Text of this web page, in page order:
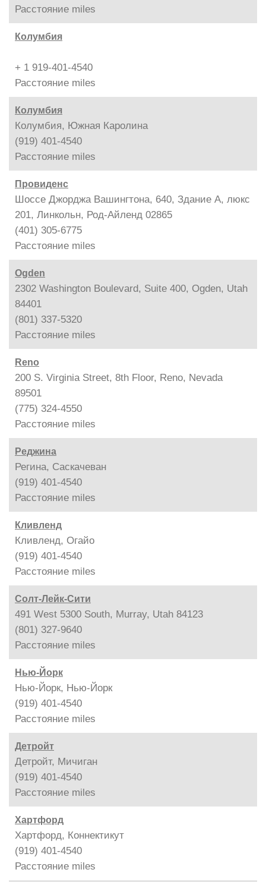
Расстояние miles
Колумбия
+ 1 919-401-4540
Расстояние miles
Колумбия
Колумбия, Южная Каролина
(919) 401-4540
Расстояние miles
Провиденс
Шоссе Джорджа Вашингтона, 640, Здание A, люкс
201, Линкольн, Род-Айленд 02865
(401) 305-6775
Расстояние miles
Ogden
2302 Washington Boulevard, Suite 400, Ogden, Utah
84401
(801) 337-5320
Расстояние miles
Reno
200 S. Virginia Street, 8th Floor, Reno, Nevada
89501
(775) 324-4550
Расстояние miles
Реджина
Регина, Саскачеван
(919) 401-4540
Расстояние miles
Кливленд
Кливленд, Огайо
(919) 401-4540
Расстояние miles
Солт-Лейк-Сити
491 West 5300 South, Murray, Utah 84123
(801) 327-9640
Расстояние miles
Нью-Йорк
Нью-Йорк, Нью-Йорк
(919) 401-4540
Расстояние miles
Детройт
Детройт, Мичиган
(919) 401-4540
Расстояние miles
Хартфорд
Хартфорд, Коннектикут
(919) 401-4540
Расстояние miles